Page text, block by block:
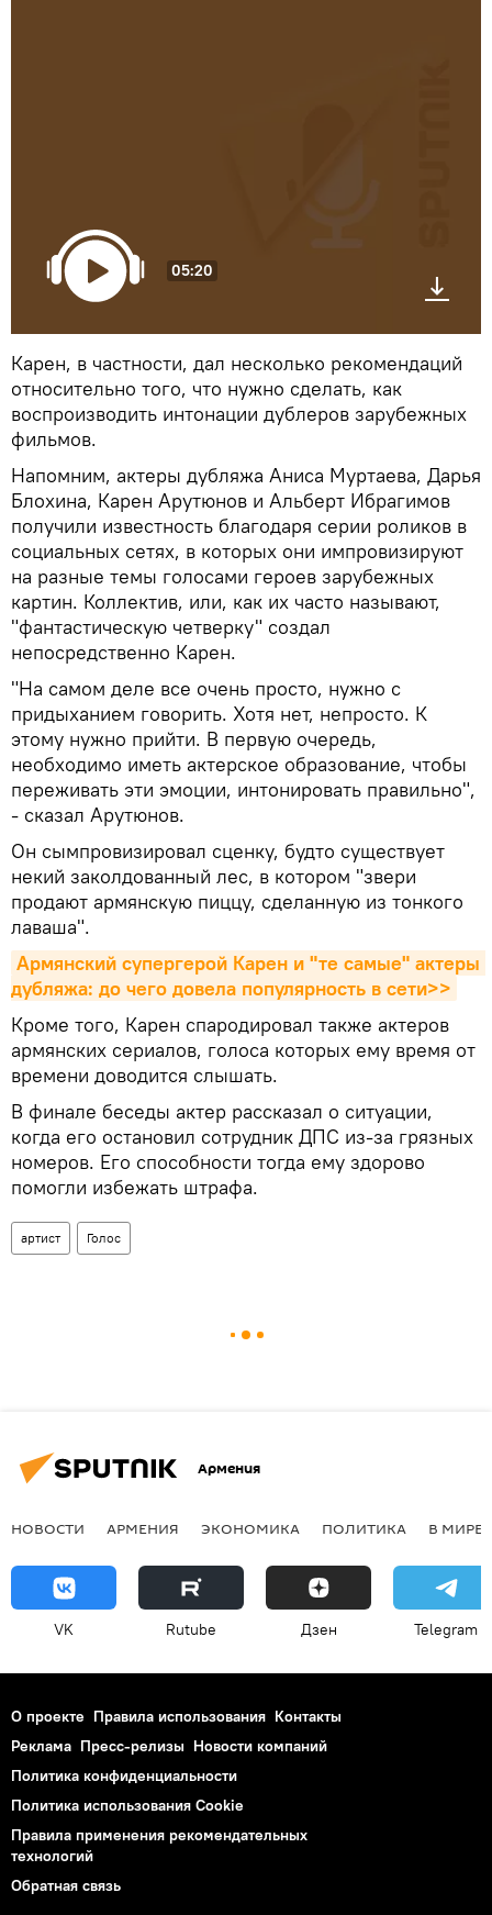
05:20
Карен, в частности, дал несколько рекомендаций
относительно того, что нужно сделать, как
воспроизводить интонации дублеров зарубежных
фильмов.
Напомним, актеры дубляжа Аниса Муртаева, Дарья
Блохина, Карен Арутюнов и Альберт Ибрагимов
получили известность благодаря серии роликов в
социальных сетях, в которых они импровизируют
на разные темы голосами героев зарубежных
картин. Коллектив, или, как их часто называют,
"фантастическую четверку" создал
непосредственно Карен.
"На самом деле все очень просто, нужно с
придыханием говорить. Хотя нет, непросто. К
этому нужно прийти. В первую очередь,
необходимо иметь актерское образование, чтобы
переживать эти эмоции, интонировать правильно",
- сказал Арутюнов.
Он сымпровизировал сценку, будто существует
некий заколдованный лес, в котором "звери
продают армянскую пиццу, сделанную из тонкого
лаваша".
Армянский супергерой Карен и "те самые" актеры
дубляжа: до чего довела популярность в сети>>
Кроме того, Карен спародировал также актеров
армянских сериалов, голоса которых ему время от
времени доводится слышать.
В финале беседы актер рассказал о ситуации,
когда его остановил сотрудник ДПС из-за грязных
номеров. Его способности тогда ему здорово
помогли избежать штрафа.
артист Голос
Армения
НОВОСТИ АРМЕНИЯ ЭКОНОМИКА ПОЛИТИКА В МИРЕ
VK Rutube Дзен Telegram
О проекте Правила использования Контакты
Реклама Пресс-релизы Новости компаний
Политика конфиденциальности
Политика использования Cookie
Правила применения рекомендательных
технологий
Обратная связь